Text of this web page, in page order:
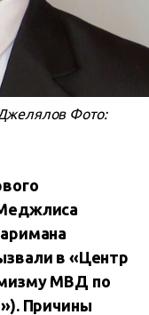
Фото:
в «Центр
МВД по
Причины